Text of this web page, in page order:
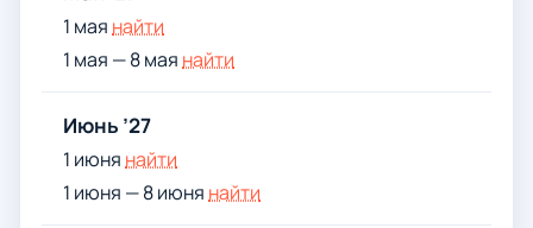
1 мая найти
1 мая — 8 мая найти
Июнь ’27
1 июня найти
1 июня — 8 июня найти